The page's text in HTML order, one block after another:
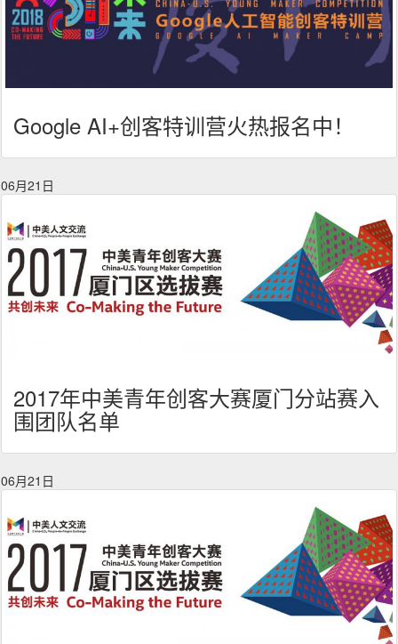
Google AI+创客特训营火热报名中！
06月21日
2017年中美青年创客大赛厦门分站赛入
围团队名单
06月21日